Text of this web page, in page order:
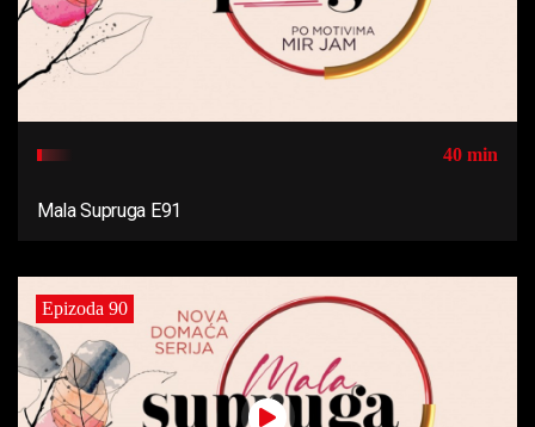
40 min
Mala Supruga E91
Epizoda 90